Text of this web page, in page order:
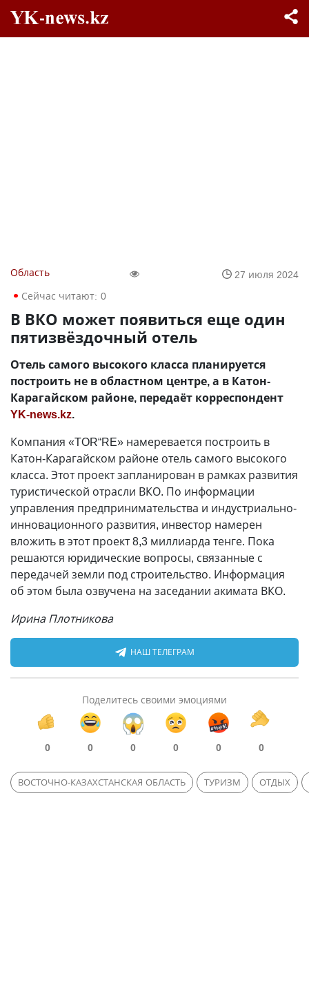
Область
27 июля 2024
Сейчас читают: 0
В ВКО может появиться еще один
пятизвёздочный отель
Отель самого высокого класса планируется
построить не в областном центре, а в Катон-
Карагайском районе, передаёт корреспондент
YK-news.kz.
Компания «TOR“RE» намеревается построить в
Катон-Карагайском районе отель самого высокого
класса. Этот проект запланирован в рамках развития
туристической отрасли ВКО. По информации
управления предпринимательства и индустриально-
инновационного развития, инвестор намерен
вложить в этот проект 8,3 миллиарда тенге. Пока
решаются юридические вопросы, связанные с
передачей земли под строительство. Информация
об этом была озвучена на заседании акимата ВКО.
Ирина Плотникова
НАШ ТЕЛЕГРАМ
Поделитесь своими эмоциями
0 0 0 0 0 0
ВОСТОЧНО-КАЗАХСТАНСКАЯ ОБЛАСТЬ ТУРИЗМ ОТДЫХ